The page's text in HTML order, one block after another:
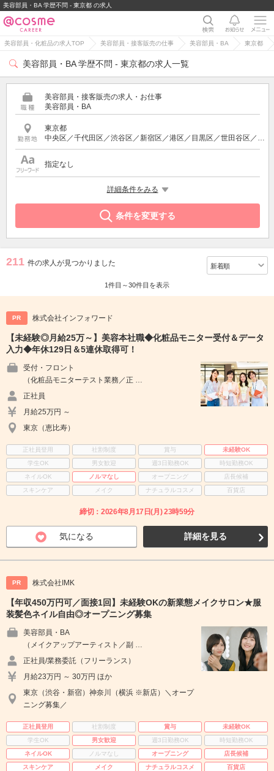
美容部員・BA 学歴不問 - 東京都 の求人
美容部員・化粧品の求人TOP 美容部員・接客販売の仕事 美容部員・BA 東京都
美容部員・BA 学歴不問 - 東京都の求人一覧
美容部員・接客販売の求人・お仕事
美容部員・BA
東京都
中央区／千代田区／渋谷区／新宿区／港区／目黒区／世田谷区／品川区／豊島区／北区／足立区／台東区／武蔵野市／中野区／三鷹市／町田市／多摩市／立川市／国分寺市／小金井市／八王子市／西東京市／東京都その他
指定なし
詳細条件をみる
条件を変更する
211 件の求人が見つかりました
1件目～30件目を表示
PR 株式会社インフォワード
【未経験◎月給25万～】美容本社職◆化粧品モニター受付＆データ
入力◆年休129日＆5連休取得可！
受付・フロント
（化粧品モニターテスト業務／正 …
正社員
月給25万円 ～
東京（恵比寿）
正社員登用 社割制度 賞与
未経験OK
学生OK
男女歓迎 週3日勤務OK
時短勤務OK
ネイルOK
ノルマなし オープニング
店長候補
スキンケア
メイク ナチュラルコスメ 百貨店
締切：2026年8月17日(月) 23時59分
気になる 詳細を見る
PR 株式会社IMK
【年収450万円可／面接1回】未経験OKの新業態メイクサロン★服
装髪色ネイル自由◎オープニング募集
美容部員・BA
（メイクアップアーティスト／副 …
正社員/業務委託（フリーランス）
月給23万円 ～ 30万円 ほか
東京（渋谷・新宿）神奈川（横浜 ※新店）＼オープ
ニング募集／
正社員登用 社割制度 賞与
未経験OK
学生OK
男女歓迎 週3日勤務OK
時短勤務OK
ネイルOK
ノルマなし オープニング
店長候補
スキンケア
メイク ナチュラルコスメ 百貨店